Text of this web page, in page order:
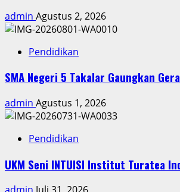
admin Agustus 2, 2026
Pendidikan
SMA Negeri 5 Takalar Gaungkan
admin Agustus 1, 2026
Pendidikan
UKM Seni INTUISI Institut Turatea